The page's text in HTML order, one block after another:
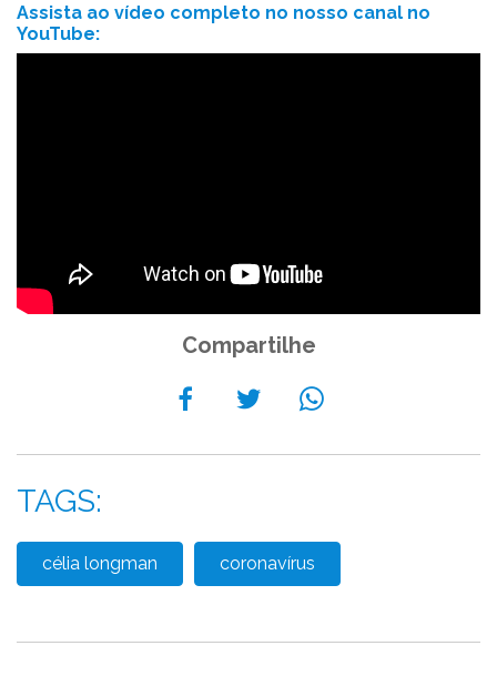
Assista ao vídeo completo no nosso canal no
YouTube:
Compartilhe
TAGS:
célia longman coronavírus